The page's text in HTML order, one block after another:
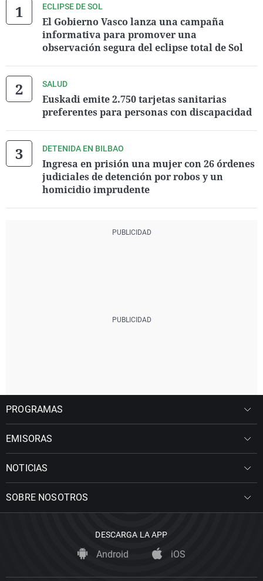
ECLIPSE DE SOL
El Gobierno Vasco lanza una campaña
informativa para promover una
observación segura del eclipse total de Sol
SALUD
Euskadi emite 2.750 tarjetas sanitarias
preferentes para personas con discapacidad
DETENIDA EN BILBAO
Ingresa en prisión una mujer con 26 órdenes
judiciales de detención por robos y un
homicidio imprudente
PROGRAMAS
EMISORAS
NOTICIAS
SOBRE NOSOTROS
DESCARGA LA APP
Android iOS